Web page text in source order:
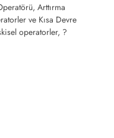
Arttırma
ve Kısa Devre
operatorler, ?